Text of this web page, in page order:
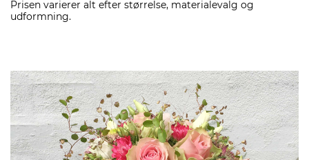
Prisen varierer alt efter størrelse, materialevalg og
udformning.